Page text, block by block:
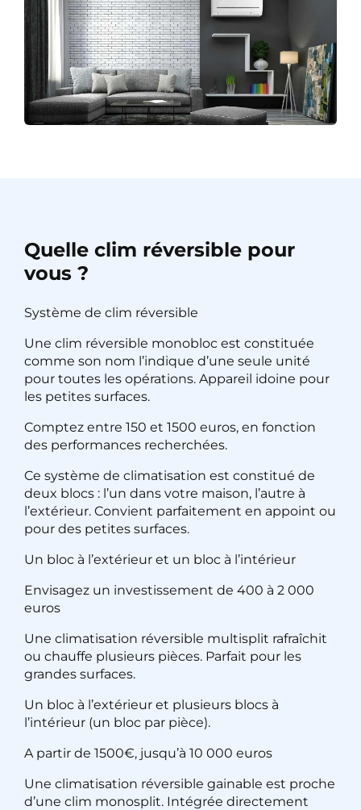
Quelle clim réversible pour
vous ?
Système de clim réversible
Une clim réversible monobloc est constituée
comme son nom l’indique d’une seule unité
pour toutes les opérations. Appareil idoine pour
les petites surfaces.
Comptez entre 150 et 1500 euros, en fonction
des performances recherchées.
Ce système de climatisation est constitué de
deux blocs : l’un dans votre maison, l’autre à
l’extérieur. Convient parfaitement en appoint ou
pour des petites surfaces.
Un bloc à l’extérieur et un bloc à l’intérieur
Envisagez un investissement de 400 à 2 000
euros
Une climatisation réversible multisplit rafraîchit
ou chauffe plusieurs pièces. Parfait pour les
grandes surfaces.
Un bloc à l’extérieur et plusieurs blocs à
l’intérieur (un bloc par pièce).
A partir de 1500€, jusqu’à 10 000 euros
Une climatisation réversible gainable est proche
d’une clim monosplit. Intégrée directement